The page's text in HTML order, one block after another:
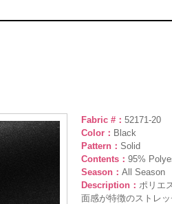
Fabric #： 52171-20
Color： Black
Pattern： Solid
Contents： 95%
Season： All Season
Description： ポリエ
面感が特徴のストレ